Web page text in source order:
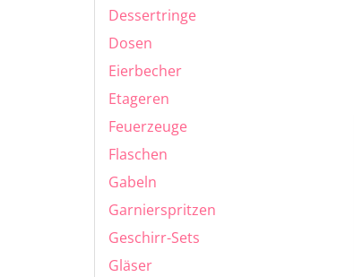
Dessertringe
Dosen
Eierbecher
Etageren
Feuerzeuge
Flaschen
Gabeln
Garnierspritzen
Geschirr-Sets
Gläser